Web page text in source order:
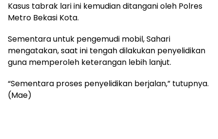
Kasus tabrak lari ini kemudian ditangani oleh Polres
Metro Bekasi Kota.
Sementara untuk pengemudi mobil, Sahari
mengatakan, saat ini tengah dilakukan penyelidikan
guna memperoleh keterangan lebih lanjut.
“Sementara proses penyelidikan berjalan,” tutupnya.
(Mae)